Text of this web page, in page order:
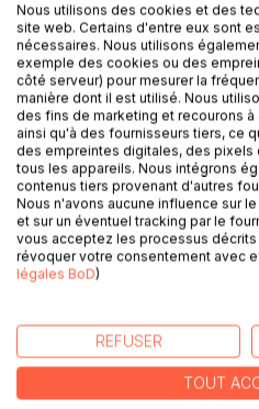
DESCRIPTION
Histoire de la famille de
Cadillac, de Maravat, de
le XIe siècle. Avec également
s'y rattachant.
AUTEUR(S)
CRITIQUES PRESSE
Nous utilisons des cookies et des
site web. Certains d'entre eux sont
nécessaires. Nous utilisons
exemple des cookies ou des
côté serveur) pour mesurer la
manière dont il est utilisé. Nous
des fins de marketing et recourons
ainsi qu'à des fournisseurs tiers, ce
des empreintes digitales, des pixels
tous les appareils. Nous intégrons
contenus tiers provenant d'autres
Nous n'avons aucune influence sur
et sur un éventuel tracking par le
vous acceptez les processus
révoquer votre consentement avec
légales BoD)
REFUSER
TOUT